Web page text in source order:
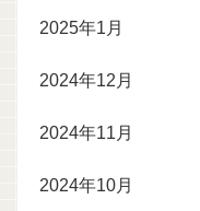
2025年1月
2024年12月
2024年11月
2024年10月